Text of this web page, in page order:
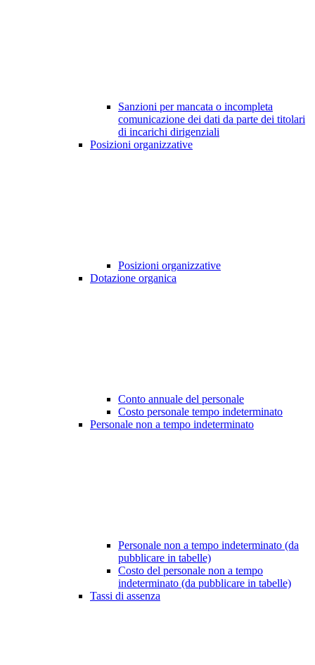
Sanzioni per mancata o incompleta
comunicazione dei dati da parte dei titolari
di incarichi dirigenziali
Posizioni organizzative
Posizioni organizzative
Dotazione organica
Conto annuale del personale
Costo personale tempo indeterminato
Personale non a tempo indeterminato
Personale non a tempo indeterminato (da
pubblicare in tabelle)
Costo del personale non a tempo
indeterminato (da pubblicare in tabelle)
Tassi di assenza